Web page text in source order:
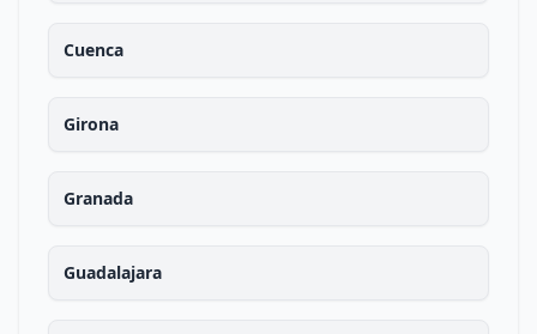
Cuenca
Girona
Granada
Guadalajara